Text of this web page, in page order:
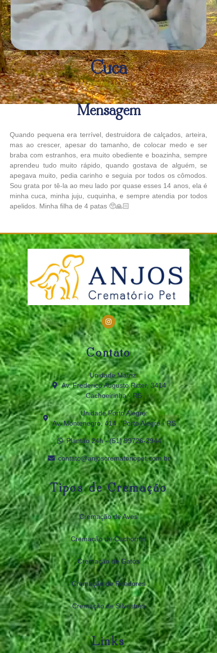
Cuca
Nome: Cuca
Mensagem
Quando pequena era terrível, destruidora de calçados, arteira,
mas ao crescer, apesar do tamanho, de colocar medo e ser
braba com estranhos, era muito obediente e boazinha, sempre
aprendeu tudo muito rápido, quando gostava de alguém, se
apegava muito, pedia carinho e seguia por todos os cômodos.
Sou grata por tê-la ao meu lado por quase esses 14 anos, ela é
minha cuca, minha juju, cuquinha, e sempre atendia por todos
apelidos. Minha filha de 4 patas 🥺🙏🏻
Contato
Unidade Matriz:
Av. Frederico Augusto Ritter, 3414
Cachoeirinha - RS
Unidade Porto Alegre:
Av. Montenegro, 414 - Porto Alegre - RS
Plantão 24h - (51) 99726‑2944
contato@anjoscrematoriopet.com.br
Tipos de Cremação
Cremação de Aves
Cremação de Cachorros
Cremação de Gatos
Cremação de Roedores
Cremação de Silvestres
Links